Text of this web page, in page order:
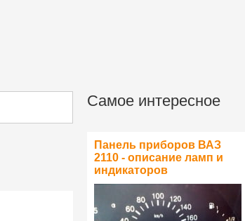
Самое интересное
Панель приборов ВАЗ
2110 - описание ламп и
индикаторов